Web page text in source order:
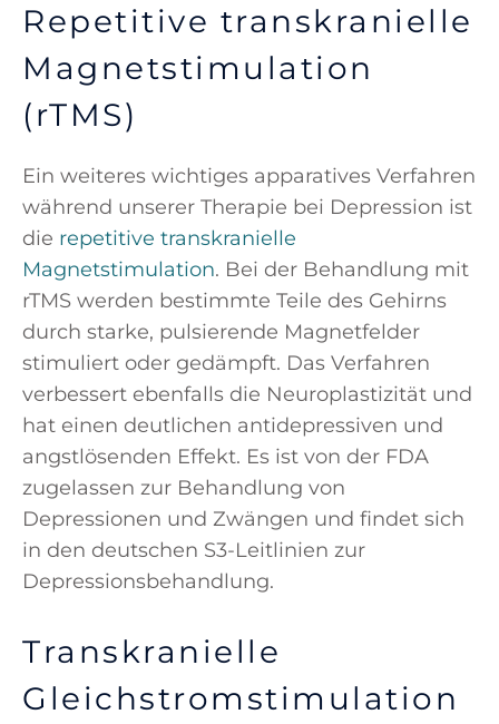
Repetitive transkranielle
Magnetstimulation
(rTMS)
Ein weiteres wichtiges apparatives Verfahren
während unserer Therapie bei Depression ist
die repetitive transkranielle
Magnetstimulation. Bei der Behandlung mit
rTMS werden bestimmte Teile des Gehirns
durch starke, pulsierende Magnetfelder
stimuliert oder gedämpft. Das Verfahren
verbessert ebenfalls die Neuroplastizität und
hat einen deutlichen antidepressiven und
angstlösenden Effekt. Es ist von der FDA
zugelassen zur Behandlung von
Depressionen und Zwängen und findet sich
in den deutschen S3-Leitlinien zur
Depressionsbehandlung.
Transkranielle
Gleichstromstimulation